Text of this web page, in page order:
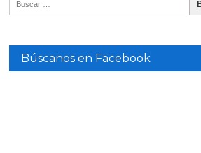
Búscanos en Facebook